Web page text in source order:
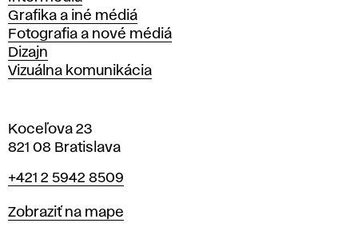
Grafika a iné médiá
Fotografia a nové médiá
Dizajn
Vizuálna komunikácia
Koceľova 23
821 08 Bratislava
Telefón
+421 2 5942 8509
Mapa
Zobraziť na mape